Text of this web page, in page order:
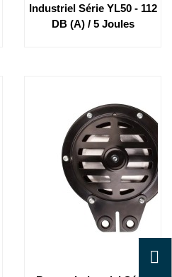
Industriel Série YL50 - 112
DB (A) / 5 Joules